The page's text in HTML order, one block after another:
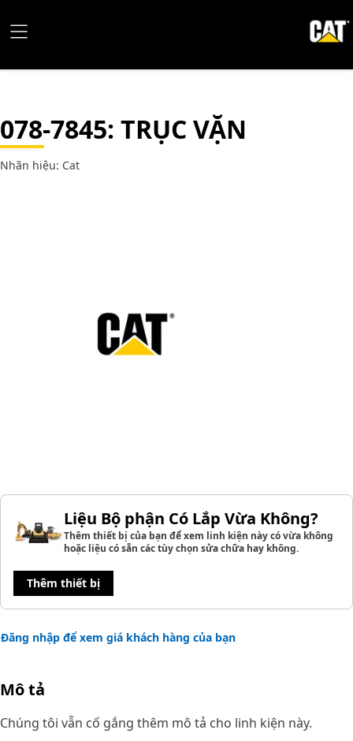
078-7845: TRỤC VẶN
Nhãn hiệu: Cat
Liệu Bộ phận Có Lắp Vừa Không?
Thêm thiết bị của bạn để xem linh kiện này có vừa không
hoặc liệu có sẵn các tùy chọn sửa chữa hay không.
Thêm thiết bị
Đăng nhập để xem giá khách hàng của bạn
Mô tả
Chúng tôi vẫn cố gắng thêm mô tả cho linh kiện này.